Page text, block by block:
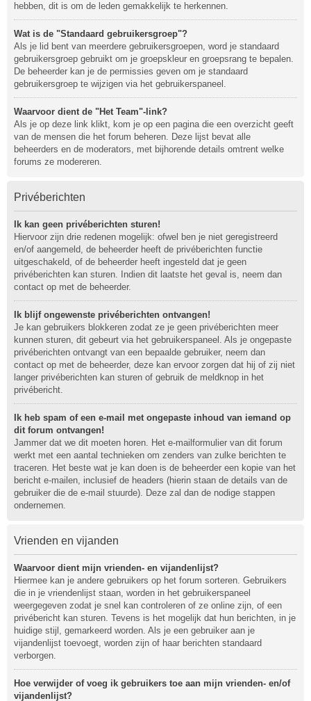
hebben, dit is om de leden gemakkelijk te herkennen.
Wat is de "Standaard gebruikersgroep"?
Als je lid bent van meerdere gebruikersgroepen, word je standaard
gebruikersgroep gebruikt om je groepskleur en groepsrang te bepalen.
De beheerder kan je de permissies geven om je standaard
gebruikersgroep te wijzigen via het gebruikerspaneel.
Waarvoor dient de "Het Team"-link?
Als je op deze link klikt, kom je op een pagina die een overzicht geeft
van de mensen die het forum beheren. Deze lijst bevat alle
beheerders en de moderators, met bijhorende details omtrent welke
forums ze modereren.
Privéberichten
Ik kan geen privéberichten sturen!
Hiervoor zijn drie redenen mogelijk: ofwel ben je niet geregistreerd
en/of aangemeld, de beheerder heeft de privéberichten functie
uitgeschakeld, of de beheerder heeft ingesteld dat je geen
privéberichten kan sturen. Indien dit laatste het geval is, neem dan
contact op met de beheerder.
Ik blijf ongewenste privéberichten ontvangen!
Je kan gebruikers blokkeren zodat ze je geen privéberichten meer
kunnen sturen, dit gebeurt via het gebruikerspaneel. Als je ongepaste
privéberichten ontvangt van een bepaalde gebruiker, neem dan
contact op met de beheerder, deze kan ervoor zorgen dat hij of zij niet
langer privéberichten kan sturen of gebruik de meldknop in het
privébericht.
Ik heb spam of een e-mail met ongepaste inhoud van iemand op
dit forum ontvangen!
Jammer dat we dit moeten horen. Het e-mailformulier van dit forum
werkt met een aantal technieken om zenders van zulke berichten te
traceren. Het beste wat je kan doen is de beheerder een kopie van het
bericht e-mailen, inclusief de headers (hierin staan de details van de
gebruiker die de e-mail stuurde). Deze zal dan de nodige stappen
ondernemen.
Vrienden en vijanden
Waarvoor dient mijn vrienden- en vijandenlijst?
Hiermee kan je andere gebruikers op het forum sorteren. Gebruikers
die in je vriendenlijst staan, worden in het gebruikerspaneel
weergegeven zodat je snel kan controleren of ze online zijn, of een
privébericht kan sturen. Tevens is het mogelijk dat hun berichten, in je
huidige stijl, gemarkeerd worden. Als je een gebruiker aan je
vijandenlijst toevoegt, worden zijn of haar berichten standaard
verborgen.
Hoe verwijder of voeg ik gebruikers toe aan mijn vrienden- en/of
vijandenlijst?